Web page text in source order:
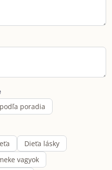
poradia
Dieťa lásky
vagyok